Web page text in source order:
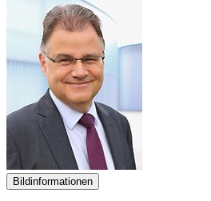
Bildinformationen